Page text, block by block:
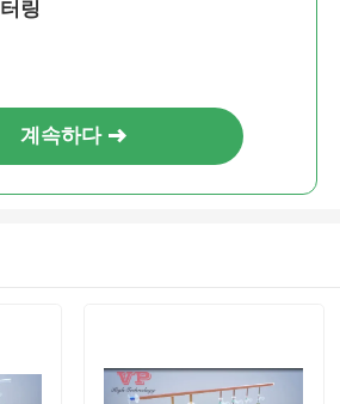
터링
계속하다